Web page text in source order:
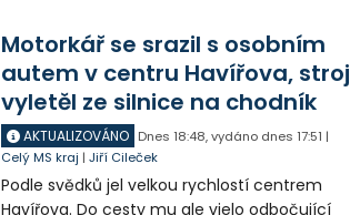
Motorkář se srazil s osobním
autem v centru Havířova, stroj
vyletěl ze silnice na chodník
AKTUALIZOVÁNO Dnes 18:48,vydáno dnes 17:51 |
Celý MS kraj |Jiří Cileček
Podle svědků jel velkou rychlostí centrem
Havířova. Do cesty mu ale vjelo odbočující